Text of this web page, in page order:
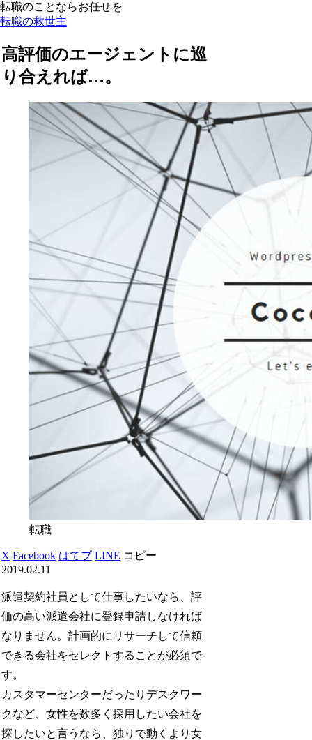
転職のことならお任せを
転職の救世主
高評価のエージェントに巡
り合えれば…。
転職
X Facebook はてブ LINE コピー
2019.02.11
派遣契約社員として仕事したいなら、評
価の高い派遣会社に登録申請しなければ
なりません。計画的にリサーチして信頼
できる会社をセレクトすることが必須で
す。
カスタマーセンターだったりデスクワー
クなど、女性を数多く採用したい会社を
探したいと言うなら、独りで動くより女